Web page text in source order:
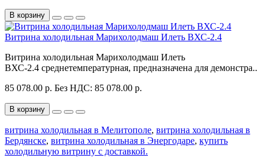
В корзину
Витрина холодильная Марихолодмаш Илеть ВХС-2.4
Витрина холодильная Марихолодмаш Илеть
ВХС-2.4 среднетемпературная, предназначена для демонстра..
85 078.00 р. Без НДС: 85 078.00 р.
В корзину
витрина холодильная в Мелитополе, витрина холодильная в
Бердянске, витрина холодильная в Энергодаре, купить
холодильную витрину с доставкой.